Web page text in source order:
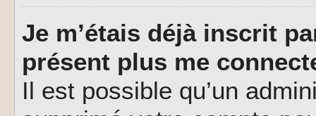
Je m’étais déjà inscrit
présent plus me
Il est possible qu’un